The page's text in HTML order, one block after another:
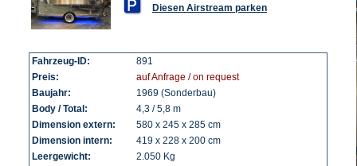
Diesen Airstream parken
Fahrzeug-ID:
891
Preis:
auf Anfrage / on request
Baujahr:
1969 (Sonderbau)
Body / Total:
4,3 / 5,8 m
Dimension extern:
580 x 245 x 285 cm
Dimension intern:
419 x 228 x 200 cm
Leergewicht:
2.050 Kg